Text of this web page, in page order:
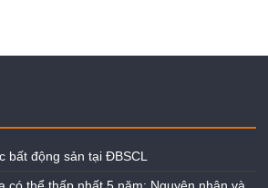
bất động sản tại ĐBSCL
có thể thấp nhất 5 năm: Nguyên nhân và